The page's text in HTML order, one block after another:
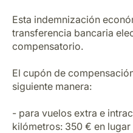
Esta indemnización
transferencia bancaria
compensatorio.
El cupón de
siguiente manera:
- para vuelos extra e
kilómetros: 350 € en